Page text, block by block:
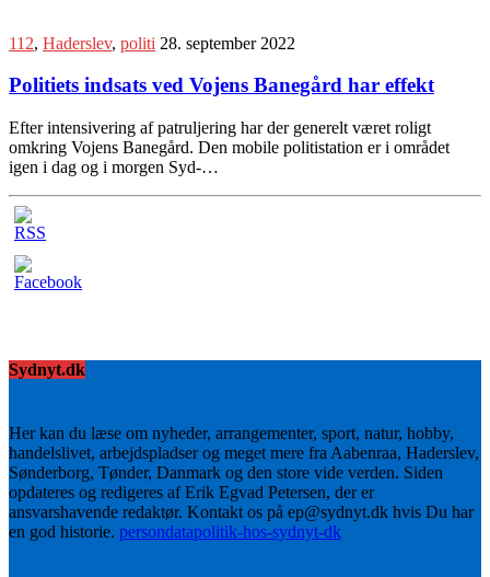
112, Haderslev, politi 28. september 2022
Politiets indsats ved Vojens Banegård har effekt
Efter intensivering af patruljering har der generelt været roligt
omkring Vojens Banegård. Den mobile politistation er i området
igen i dag og i morgen Syd-…
Sydnyt.dk
Her kan du læse om nyheder, arrangementer, sport, natur, hobby,
handelslivet, arbejdspladser og meget mere fra Aabenraa, Haderslev,
Sønderborg, Tønder, Danmark og den store vide verden. Siden
opdateres og redigeres af Erik Egvad Petersen, der er
ansvarshavende redaktør. Kontakt os på ep@sydnyt.dk hvis Du har
en god historie. persondatapolitik-hos-sydnyt-dk